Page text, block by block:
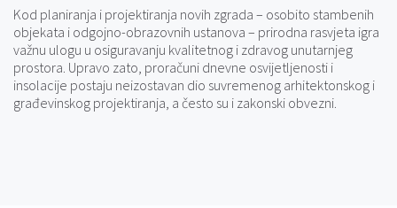
Kod planiranja i projektiranja novih zgrada – osobito stambenih
objekata i odgojno-obrazovnih ustanova – prirodna rasvjeta igra
važnu ulogu u osiguravanju kvalitetnog i zdravog unutarnjeg
prostora. Upravo zato, proračuni dnevne osvijetljenosti i
insolacije postaju neizostavan dio suvremenog arhitektonskog i
građevinskog projektiranja, a često su i zakonski obvezni.